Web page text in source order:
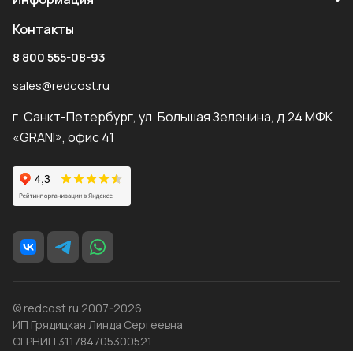
Контакты
8 800 555-08-93
sales@redcost.ru
г. Санкт-Петербург, ул. Большая Зеленина, д.24 МФК
«GRANI», офис 41
© redcost.ru 2007-2026
ИП Грядицкая Линда Сергеевна
ОГРНИП 311784705300521